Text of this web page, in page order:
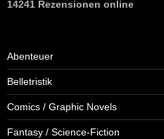
14241 Rezensionen online
Abenteuer
Belletristik
Comics / Graphic Novels
Fantasy / Science-Fiction